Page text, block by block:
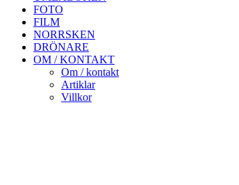
FOTO
FILM
NORRSKEN
DRÖNARE
OM / KONTAKT
Om / kontakt
Artiklar
Villkor